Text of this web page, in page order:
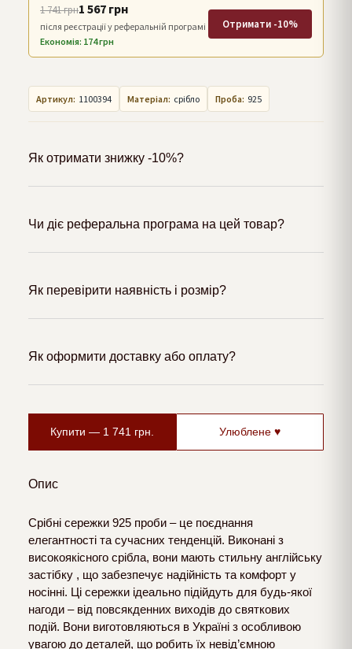
1 741 грн1 567 грн
після реєстрації у реферальній програмі
Економія: 174 грн
Отримати -10%
Артикул: 1100394 Матеріал: срібло Проба: 925
Як отримати знижку -10%?
Чи діє реферальна програма на цей товар?
Як перевірити наявність і розмір?
Як оформити доставку або оплату?
Купити — 1 741 грн. Улюблене ♥
Опис
Срібні сережки 925 проби – це поєднання
елегантності та сучасних тенденцій. Виконані з
високоякісного срібла, вони мають стильну англійську
застібку , що забезпечує надійність та комфорт у
носінні. Ці сережки ідеально підійдуть для будь-якої
нагоди – від повсякденних виходів до святкових
подій. Вони виготовляються в Україні з особливою
увагою до деталей, що робить їх невід’ємною